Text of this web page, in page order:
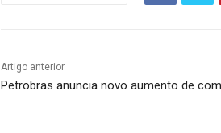
Artigo anterior
Petrobras anuncia novo aumento de